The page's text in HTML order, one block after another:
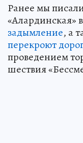
Ранее мы
«Алардинская»
задымление, а
перекроют
проведением
шествия